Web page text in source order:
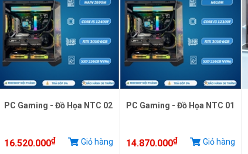
PC Gaming - Đồ Họa NTC 02
16.520.000₫ Giỏ hàng
PC Gaming - Đồ Họa NTC 01
14.870.000₫ Giỏ hàng